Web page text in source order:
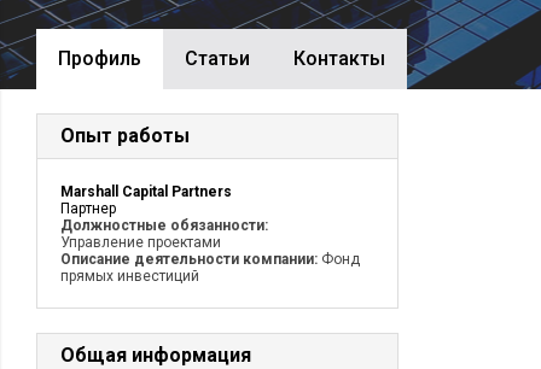
Профиль Cтатьи Контакты
Опыт работы
Marshall Capital Partners
Партнер
Должностные обязанности:
Управление проектами
Описание деятельности компании: Фонд
прямых инвестиций
Общая информация